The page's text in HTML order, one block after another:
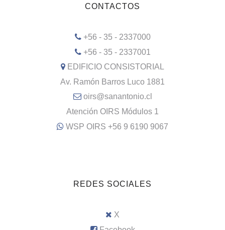
CONTACTOS
+56 - 35 - 2337000
+56 - 35 - 2337001
EDIFICIO CONSISTORIAL
Av. Ramón Barros Luco 1881
oirs@sanantonio.cl
Atención OIRS Módulos 1
WSP OIRS +56 9 6190 9067
REDES SOCIALES
X